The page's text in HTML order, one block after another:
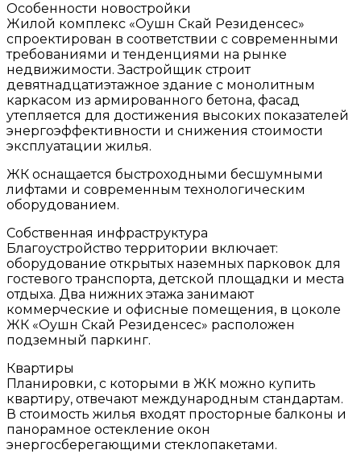
Особенности новостройки
Жилой комплекс «Оушн Скай Резиденсес»
спроектирован в соответствии с современными
требованиями и тенденциями на рынке
недвижимости. Застройщик строит
девятнадцатиэтажное здание с монолитным
каркасом из армированного бетона, фасад
утепляется для достижения высоких показателей
энергоэффективности и снижения стоимости
эксплуатации жилья.
ЖК оснащается быстроходными бесшумными
лифтами и современным технологическим
оборудованием.
Собственная инфраструктура
Благоустройство территории включает:
оборудование открытых наземных парковок для
гостевого транспорта, детской площадки и места
отдыха. Два нижних этажа занимают
коммерческие и офисные помещения, в цоколе
ЖК «Оушн Скай Резиденсес» расположен
подземный паркинг.
Квартиры
Планировки, с которыми в ЖК можно купить
квартиру, отвечают международным стандартам.
В стоимость жилья входят просторные балконы и
панорамное остекление окон
энергосберегающими стеклопакетами.